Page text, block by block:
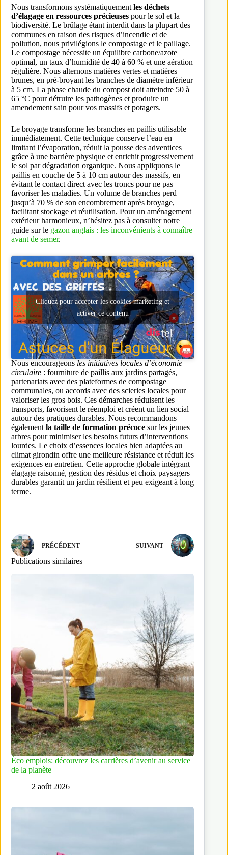
Nous transformons systématiquement les déchets
d’élagage en ressources précieuses pour le sol et la
biodiversité. Le brûlage étant interdit dans la plupart des
communes en raison des risques d’incendie et de
pollution, nous privilégions le compostage et le paillage.
Le compostage nécessite un équilibre carbone/azote
optimal, un taux d’humidité de 40 à 60 % et une aération
régulière. Nous alternons matières vertes et matières
brunes, en pré-broyant les branches de diamètre inférieur
à 5 cm. La phase chaude du compost doit atteindre 50 à
65 °C pour détruire les pathogènes et produire un
amendement sain pour vos massifs et potagers.
Le broyage transforme les branches en paillis utilisable
immédiatement. Cette technique conserve l’eau en
limitant l’évaporation, réduit la pousse des adventices
grâce à une barrière physique et enrichit progressivement
le sol par dégradation organique. Nous appliquons le
paillis en couche de 5 à 10 cm autour des massifs, en
évitant le contact direct avec les troncs pour ne pas
favoriser les maladies. Un volume de branches perd
jusqu’à 70 % de son encombrement après broyage,
facilitant stockage et réutilisation. Pour un aménagement
extérieur harmonieux, n’hésitez pas à consulter notre
guide sur le gazon anglais : les inconvénients à connaître
avant de semer.
Cliquez pour accepter les cookies marketing et
activer ce contenu
Nous encourageons les initiatives locales d’économie
circulaire : fourniture de paillis aux jardins partagés,
partenariats avec des plateformes de compostage
communales, ou accords avec des scieries locales pour
valoriser les gros bois. Ces démarches réduisent les
transports, favorisent le réemploi et créent un lien social
autour des pratiques durables. Nous recommandons
également la taille de formation précoce sur les jeunes
arbres pour minimiser les besoins futurs d’interventions
lourdes. Le choix d’essences locales bien adaptées au
climat girondin offre une meilleure résistance et réduit les
exigences en entretien. Cette approche globale intégrant
élagage raisonné, gestion des résidus et choix paysagers
durables garantit un jardin résilient et peu exigeant à long
terme.
PRÉCÉDENT SUIVANT
Publications similaires
Éco emplois: découvrez les carrières d’avenir au service
de la planète
2 août 2026